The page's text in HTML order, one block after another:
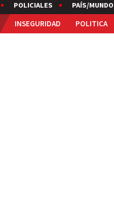
POLICIALES PAÍS/MUNDO
INSEGURIDAD POLITICA